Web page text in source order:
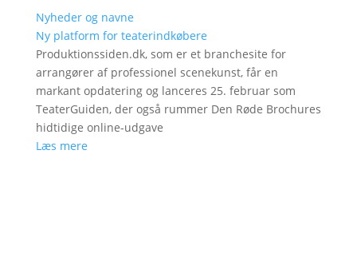
Nyheder og navne
Ny platform for teaterindkøbere
Produktionssiden.dk, som er et branchesite for
arrangører af professionel scenekunst, får en
markant opdatering og lanceres 25. februar som
TeaterGuiden, der også rummer Den Røde Brochures
hidtidige online-udgave
Læs mere